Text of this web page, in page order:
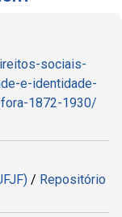
sociais-
e-identidade-
1872-1930/
/ Repositório